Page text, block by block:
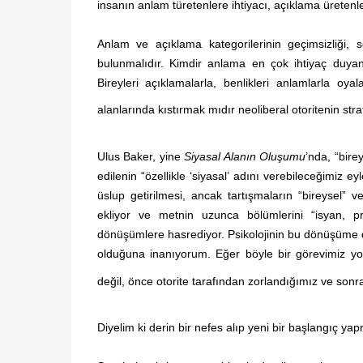
insanın anlam türetenlere ihtiyacı, açıklama
Anlam ve açıklama kategorilerinin
bulunmalıdır. Kimdir anlama en çok ihtiyaç
Bireyleri açıklamalarla, benlikleri anlamlarla
alanlarında kıstırmak mıdır neoliberal otoritenin
Ulus Baker, yineSiyasal Alanın Oluşumu’nda,
edilenin “özellikle ‘siyasal’ adını verebileceğimiz
üslup getirilmesi, ancak tartışmaların “bireysel”
ekliyor ve metnin uzunca bölümlerini “isyan,
dönüşümlere hasrediyor. Psikolojinin bu dönüşüme
olduğuna inanıyorum. Eğer böyle bir görevimiz
değil, önce otorite tarafından zorlandığımız ve
Diyelim ki derin bir nefes alıp yeni bir başlangıç